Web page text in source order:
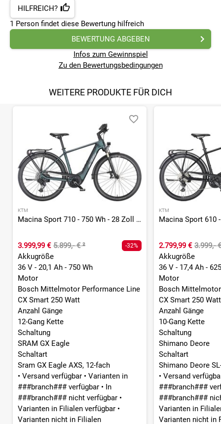
HILFREICH?
1 Person findet diese Bewertung hilfreich
BEWERTUNG ABGEBEN
Infos zum Gewinnspiel
Zu den Bewertungsbedingungen
WEITERE PRODUKTE FÜR DICH
KTM
Macina Sport 710 - 750 Wh - 28 Zoll - Diamant
3.999,99 € 5.899,- €² -32%
Akkugröße
36 V - 20,1 Ah - 750 Wh
Motor
Bosch Mittelmotor Performance Line
CX Smart 250 Watt
Anzahl Gänge
12-Gang Kette
Schaltung
SRAM GX Eagle
Schaltart
Sram GX Eagle AXS, 12-fach
• Versand verfügbar • Varianten in
###branch### verfügbar • In
###branch### nicht verfügbar •
Varianten in Filialen verfügbar •
Varianten nicht in Filialen
KTM
2.799,99 € 3.999,-
Akkugröße
36 V - 17,4 Ah -
Motor
Bosch
CX Smart 250 Watt
Anzahl Gänge
10-Gang Kette
Schaltung
Shimano Deore
Schaltart
Shimano Deore
• Versand
###branch###
###branch###
Varianten in
Varianten nicht in